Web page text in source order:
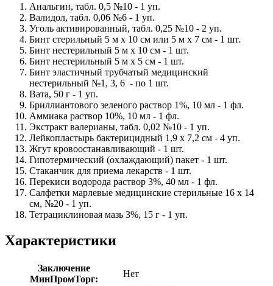
Анальгин, табл. 0,5 №10 - 1 уп.
Валидол, табл. 0,06 №6 - 1 уп.
Уголь активированный, табл. 0,25 №10 - 2 уп.
Бинт стерильный 5 м х 10 см или 5 м x 7 см - 1 шт.
Бинт нестерильный 5 м х 10 см - 1 шт.
Бинт нестерильный 5 м х 5 см - 1 шт.
Бинт эластичный трубчатый медицинский
нестерильный №1, 3, 6 - по 1 шт.
Вата, 50 г - 1 уп.
Бриллиантового зеленого раствор 1%, 10 мл - 1 фл.
Аммиака раствор 10%, 10 мл - 1 фл.
Экстракт валерианы, табл. 0,02 №10 - 1 уп.
Лейкопластырь бактерицидный 1,9 x 7,2 см - 4 уп.
Жгут кровоостанавливающий - 1 шт.
Гипотермический (охлаждающий) пакет - 1 шт.
Стаканчик для приема лекарств - 1 шт.
Перекиси водорода раствор 3%, 40 мл - 1 фл.
Салфетки марлевые медицинские стерильные 16 x 14
см, №20 - 1 уп.
Тетрациклиновая мазь 3%, 15 г - 1 уп.
Характеристики
Заключение
МинПромТорг:
Нет